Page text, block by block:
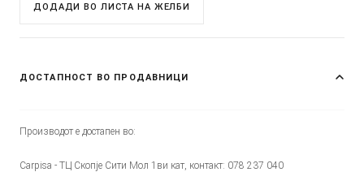
ДОДАДИ ВО ЛИСТА НА ЖЕЛБИ
ДОСТАПНОСТ ВО ПРОДАВНИЦИ
Производот е достапен во:
Carpisa - ТЦ Скопје Сити Мол 1ви кат, контакт: 078 237 040